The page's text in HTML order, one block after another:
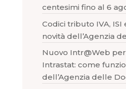
centesimi fino al 6
Codici tributo IVA, ISI
novità dell’Agenzia
Nuovo Intr@Web per
Intrastat: come
dell’Agenzia delle